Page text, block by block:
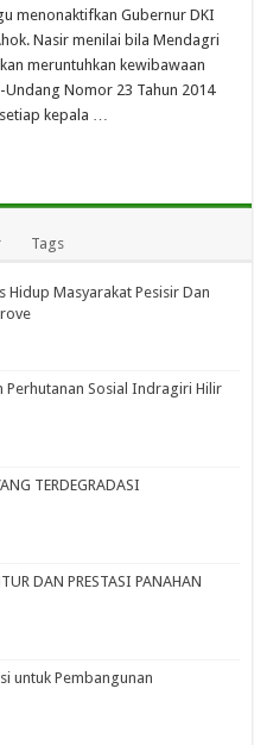
menonaktifkan Gubernur DKI
Nasir menilai bila Mendagri
meruntuhkan kewibawaan
Nomor 23 Tahun 2014
kepala …
Tags
Hidup Masyarakat Pesisir Dan
Perhutanan Sosial Indragiri Hilir
TERDEGRADASI
DAN PRESTASI PANAHAN
untuk Pembangunan